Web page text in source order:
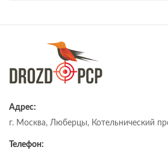
Адрес:
г. Москва, Люберцы, Котельнический
Телефон: